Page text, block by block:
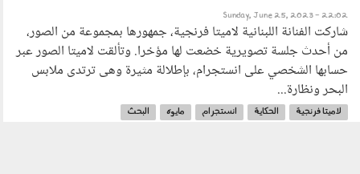
Sunday, June 25, 2023 - 22:02
شاركت الفنانة اللبنانية لاميتا فرنجية، جمهورها بمجموعة من الصور،
من أحدث جلسة تصويرية خضعت لها مؤخرا. وتألقت لاميتا الصور عبر
حسابها الشخصي على انستجرام، بإطلالة مثيرة وهى ترتدى ملابس
البحر ونظارة...
لاميتا فرنجية الحكاية انستجرام مايوه البحث